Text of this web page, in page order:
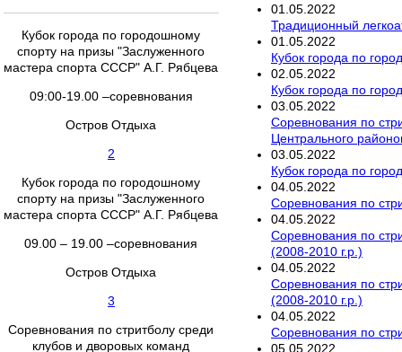
Кубок города по городошному
спорту на призы "Заслуженного
мастера спорта СССР" А.Г. Рябцева
09:00-19.00 –соревнования
Остров Отдыха
2
Кубок города по городошному
спорту на призы "Заслуженного
мастера спорта СССР" А.Г. Рябцева
09.00 – 19.00 –соревнования
Остров Отдыха
3
Соревнования по стритболу среди
клубов и дворовых команд
01 05 2022
Традиционный
01 05 2022
Кубок города по
02 05 2022
Кубок города по
03 05 2022
Соревнования по
Центрального
03 05 2022
Кубок города по
04 05 2022
Соревнования по
04 05 2022
Соревнования по
(2008-2010 г.р.)
04 05 2022
Соревнования по
(2008-2010 г.р.)
04 05 2022
Соревнования по
05 05 2022